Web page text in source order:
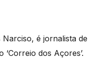
é jornalista de
dos Açores’.